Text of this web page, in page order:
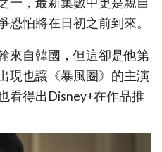
恐怕將在日初之前到來。
來自韓國，但這卻是他第
現也讓《暴風圈》的主演
看得出Disney+在作品推